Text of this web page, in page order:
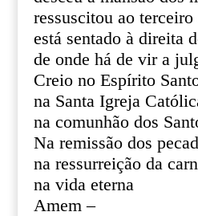
ressuscitou ao
está sentado à direita
de onde há de vir a
Creio no Espírito
na Santa Igreja
na comunhão dos
Na remissão dos
na ressurreição da
na vida eterna
Amem –